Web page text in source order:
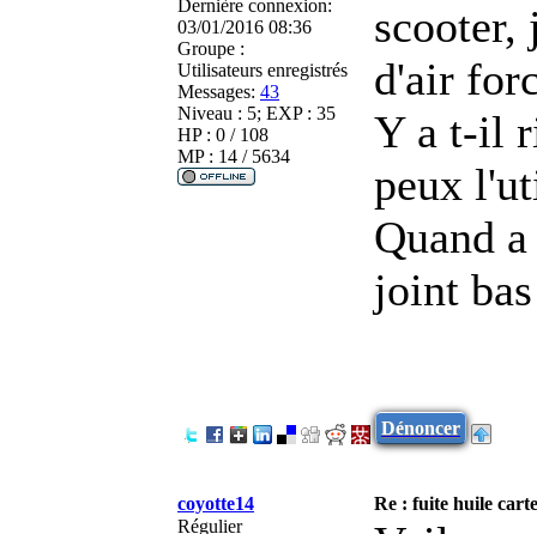
Dernière connexion:
03/01/2016 08:36
Groupe :
Utilisateurs enregistrés
Messages: 43
Niveau : 5; EXP : 35
HP : 0 / 108
MP : 14 / 5634
scooter,
d'air
Y a t-il
peux
Quand
joint
Dénoncer
coyotte14
Re : fuite huile
Régulier